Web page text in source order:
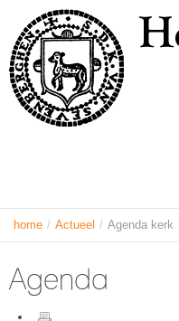
home / Actueel / Agenda kerk
Agenda